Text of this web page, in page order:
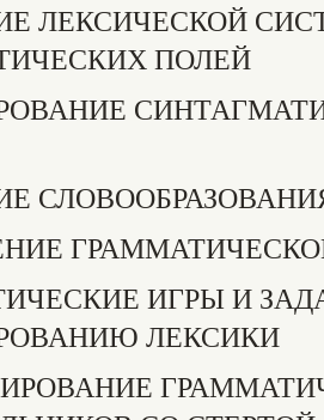
ЛЕКСИЧЕСКОЙ
ПОЛЕЙ
ИГРЫ И
ЛЕКСИКИ